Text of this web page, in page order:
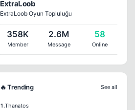
ExtraLoob
ExtraLoob Oyun Topluluğu
358K
Member
2.6M
Message
58
Online
🔥 Trending See all
1.Thanatos